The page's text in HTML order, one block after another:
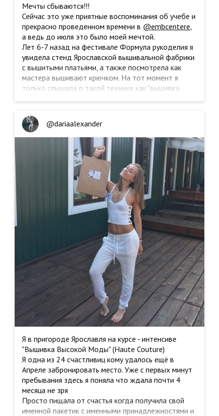
Мечты сбываются!!!
Сейчас это уже приятные воспоминания об учебе и
прекрасно проведенном времени в @embcentere
а ведь до июля это было моей мечтой.
Лет 6-7 назад на фестивале Формула рукоделия я
увидела стенд Ярославской вышивальной фабрики
с вышитыми платьями, а также посмотрела как
мастера вышивают крючком. На тот момент я
только слышала о такой технике как "вышивка
на разных курсах я эту технику освоила, но очень
хотела поехать на курсы в эту вышивальную школу
за атмосферой и полным погружением в вышивку
на неделю. И вот оно случилось!
Огромное спасибо организаторам и
преподавателям за новые знания, навыки и
творческую атмосферу! Надеюсь, что это не
последний мой визит в это чудесное место.
@dariaalexander
Я в пригороде Ярославля на курсе - интенсиве
"Вышивка Высокой Моды" (Haute Couture)
Я одна из 24 счастливиц кому удалось ещё в
Апреле забронировать место. Уже с первых минут
пребывания здесь я поняла что ждала почти 4
месяца не зря
Просто пищала от счастья когда получила свой
именной пакетик с именными принадлежностями и